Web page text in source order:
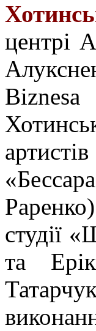
центрі
студії
та